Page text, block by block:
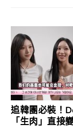
追韓團必裝！
「生肉」直接